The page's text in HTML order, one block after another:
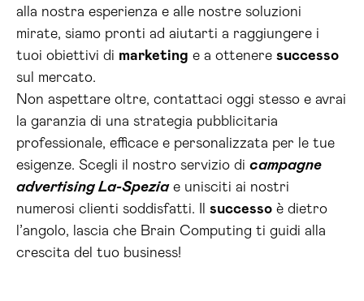
alla nostra esperienza e alle nostre soluzioni
mirate, siamo pronti ad aiutarti a raggiungere i
tuoi obiettivi di marketing e a ottenere successo
sul mercato.
Non aspettare oltre, contattaci oggi stesso e avrai
la garanzia di una strategia pubblicitaria
professionale, efficace e personalizzata per le tue
esigenze. Scegli il nostro servizio di campagne
advertising La-Speziae unisciti ai nostri
numerosi clienti soddisfatti. Il successo è dietro
l’angolo, lascia che Brain Computing ti guidi alla
crescita del tuo business!